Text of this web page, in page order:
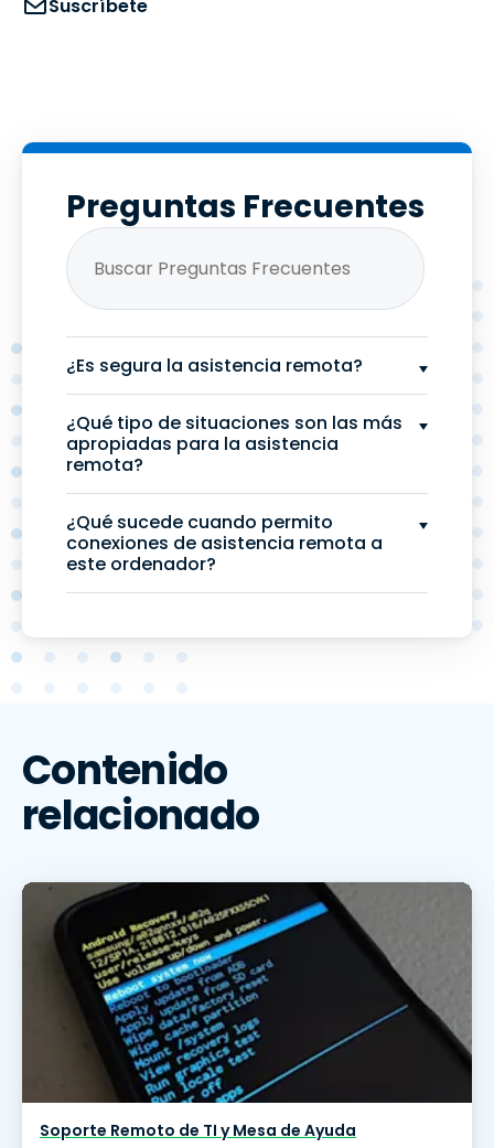
Suscríbete
Preguntas Frecuentes
¿Es segura la asistencia remota?
¿Qué tipo de situaciones son las más
apropiadas para la asistencia
remota?
¿Qué sucede cuando permito
conexiones de asistencia remota a
este ordenador?
Contenido
relacionado
Soporte Remoto de TI y Mesa de Ayuda